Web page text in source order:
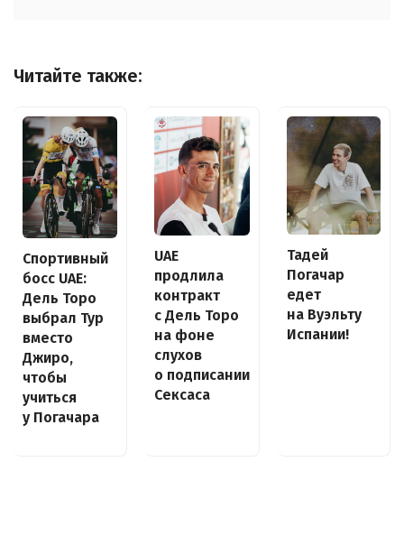
Читайте также:
Спортивный
босс UAE:
Дель Торо
выбрал Тур
вместо
Джиро,
чтобы
учиться
у Погачара
UAE
продлила
контракт
с Дель Торо
на фоне
слухов
о подписании
Сексаса
Тадей
Погачар
едет
на Вуэльту
Испании!